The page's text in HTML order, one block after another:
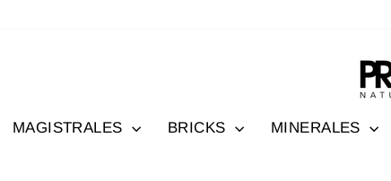
MAGISTRALES BRICKS MINERALES